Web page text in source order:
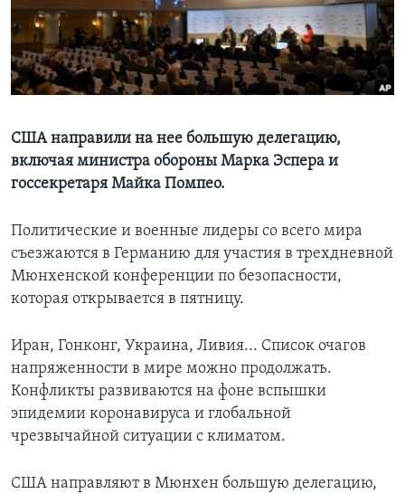
Learning English
СОЦИАЛЬНЫЕ СЕТИ
Языки
США направили на нее большую делегацию,
включая министра обороны Марка Эспера и
госсекретаря Майка Помпео.
Политические и военные лидеры со всего мира
съезжаются в Германию для участия в трехдневной
Мюнхенской конференции по безопасности,
которая открывается в пятницу.
Иран, Гонконг, Украина, Ливия... Список очагов
напряженности в мире можно продолжать.
Конфликты развиваются на фоне вспышки
эпидемии коронавируса и глобальной
чрезвычайной ситуации с климатом.
США направляют в Мюнхен большую делегацию,